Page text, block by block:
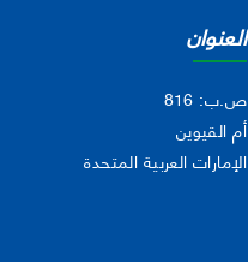
العنوان
ص.ب: 816
أم القيوين
الإمارات العربية المتحدة